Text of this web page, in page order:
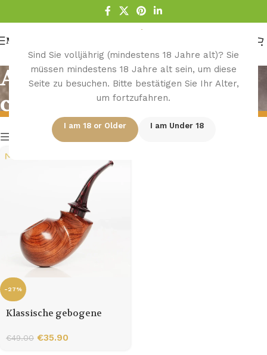
Sind Sie volljährig (mindestens 18 Jahre alt)? Sie
müssen mindestens 18 Jahre alt sein, um diese
Seite zu besuchen. Bitte bestätigen Sie Ihr Alter,
um fortzufahren.
I am 18 or Older I am Under 18
Menu
Atmospheric chamber
cavity
Show column
-27%
Klassische gebogene
€49.00 €35.90